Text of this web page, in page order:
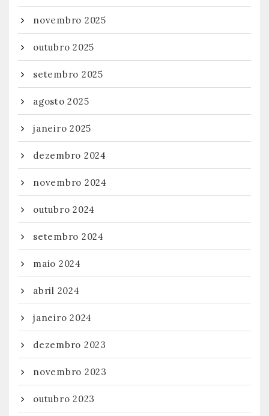
novembro 2025
outubro 2025
setembro 2025
agosto 2025
janeiro 2025
dezembro 2024
novembro 2024
outubro 2024
setembro 2024
maio 2024
abril 2024
janeiro 2024
dezembro 2023
novembro 2023
outubro 2023